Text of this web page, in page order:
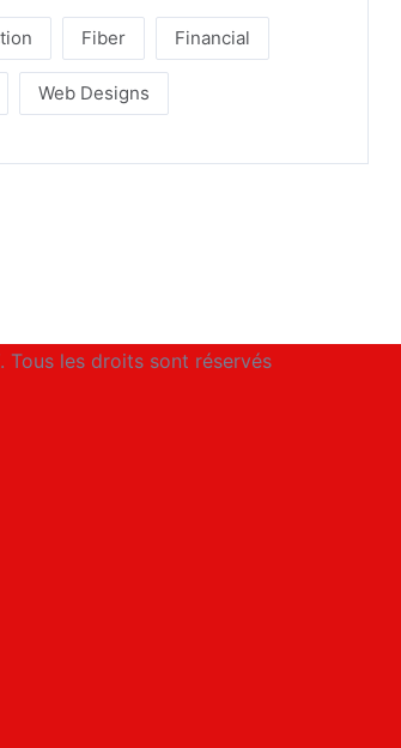
Fiber Financial
Web Designs
Tous les droits sont réservés